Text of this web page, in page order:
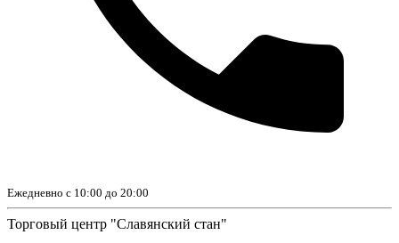
Ежедневно с 10:00 до 20:00
Торговый центр "Славянский стан"